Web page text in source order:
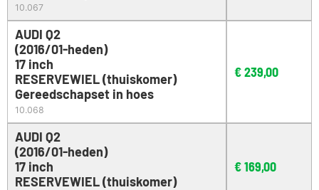
10.067
AUDI Q2
(2016/01-heden)
17 inch
RESERVEWIEL (thuiskomer)
Gereedschapset in hoes
10.068
€239,00
AUDI Q2
(2016/01-heden)
17 inch
RESERVEWIEL (thuiskomer)
€169,00